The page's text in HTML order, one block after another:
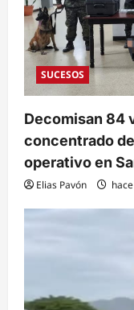
SUCESOS
Decomisan 84
concentrado
operativo en
Elias Pavón